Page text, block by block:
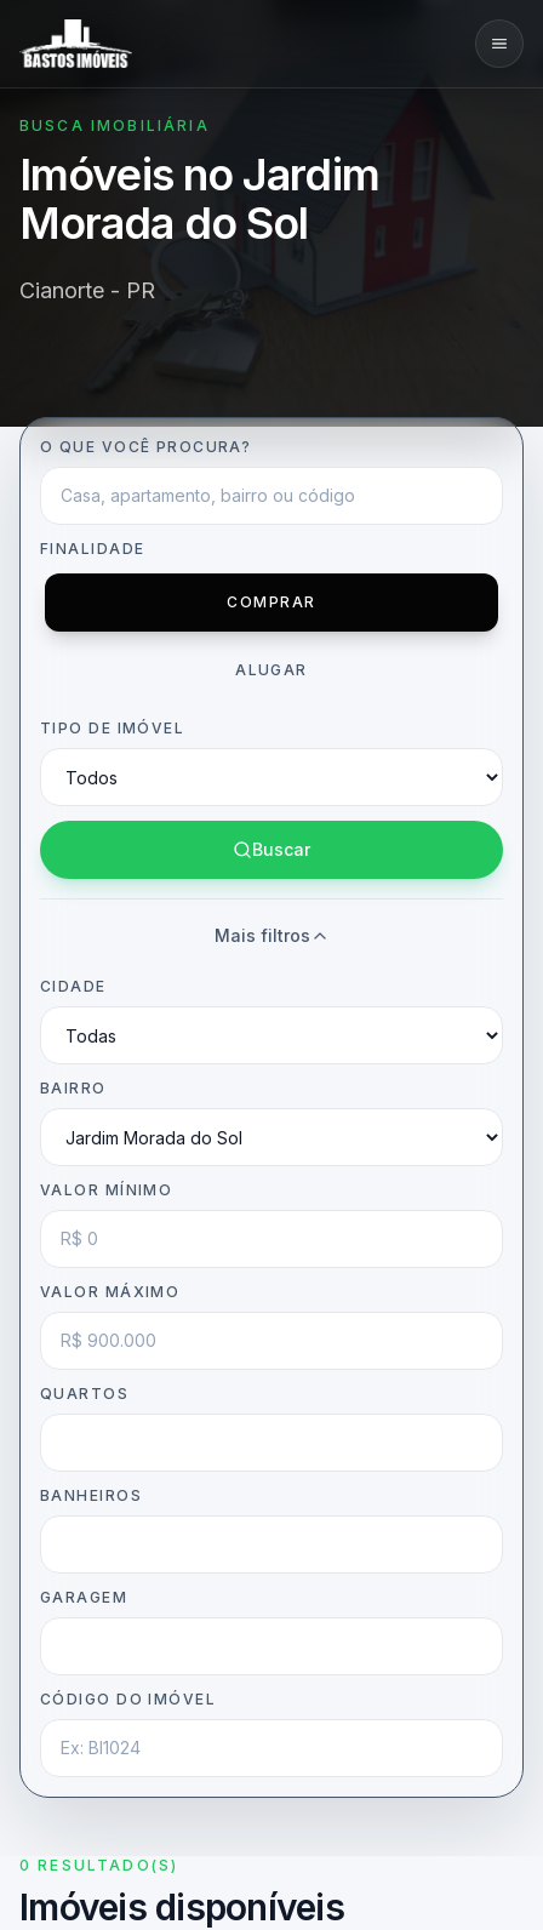
BUSCA IMOBILIÁRIA
Imóveis no Jardim
Morada do Sol
Cianorte - PR
O QUE VOCÊ PROCURA?
FINALIDADE
COMPRAR
ALUGAR
TIPO DE IMÓVEL
Buscar
Mais filtros
CIDADE
BAIRRO
VALOR MÍNIMO
VALOR MÁXIMO
QUARTOS
BANHEIROS
GARAGEM
CÓDIGO DO IMÓVEL
0 RESULTADO(S)
Imóveis disponíveis